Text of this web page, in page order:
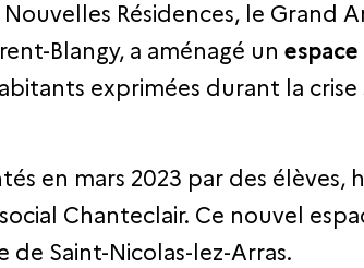
Résidences, le Grand
Blangy, a aménagé un
exprimées durant la crise
en mars 2023 par des élèves,
Chanteclair. Ce nouvel
Saint-Nicolas-lez-Arras.